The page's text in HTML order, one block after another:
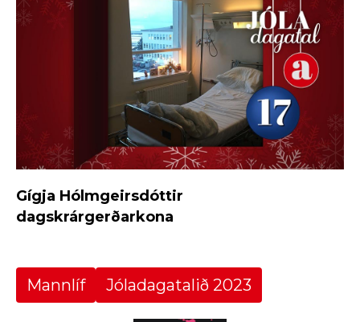
Gígja Hólmgeirsdóttir
dagskrárgerðarkona
Mannlíf Jóladagatalið 2023